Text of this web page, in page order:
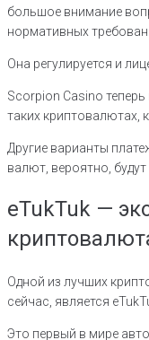
большое внимание
нормативных
Она регулируется и
Scorpion Casino
таких криптовалютах,
Другие варианты
валют, вероятно,
eTukTuk —
Одной из лучших
сейчас, является
Это первый в мире